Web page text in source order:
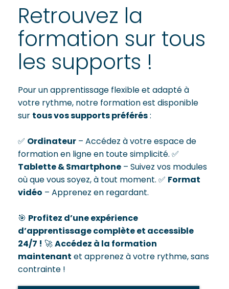
Retrouvez la
formation sur tous
les supports !
Pour un apprentissage flexible et adapté à
votre rythme, notre formation est disponible
sur tous vos supports préférés:
✅ Ordinateur – Accédez à votre espace de
formation en ligne en toute simplicité. ✅
Tablette & Smartphone – Suivez vos modules
où que vous soyez, à tout moment. ✅ Format
vidéo – Apprenez en regardant.
🎯 Profitez d’une expérience
d’apprentissage complète et accessible
24/7 ! 🚀Accédez à la formation
maintenant et apprenez à votre rythme, sans
contrainte !